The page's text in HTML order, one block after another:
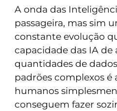
A onda das
passageira, mas sim
constante evolução
capacidade das IA de
quantidades de
padrões complexos é
humanos
conseguem fazer